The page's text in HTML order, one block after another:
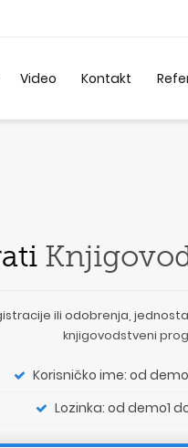
Video Kontakt
ili odobrenja,
knjigovodstveni
Korisničko ime: od
Lozinka: od demo1